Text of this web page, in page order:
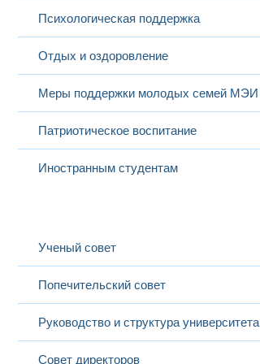
Психологическая поддержка
Отдых и оздоровление
Меры поддержки молодых семей МЭИ
Патриотическое воспитание
Иностранным студентам
Ученый совет
Попечительский совет
Руководство и структура университета
Совет директоров